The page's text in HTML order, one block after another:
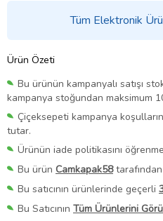
Tüm Elektronik
Ürün Özeti
Bu ürünün kampanyalı satışı
kampanya stoğundan maksimum
Çiçeksepeti kampanya
tutar.
Ürünün iade politikasını
Bu ürün Camkapak58
Bu satıcının ürünlerinde geçerli
Bu Satıcının Tüm Ürünlerini